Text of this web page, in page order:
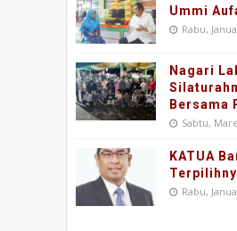
Ummi
Rabu,
Nagari
Bersama
Sabtu,
KATUA
Rabu,